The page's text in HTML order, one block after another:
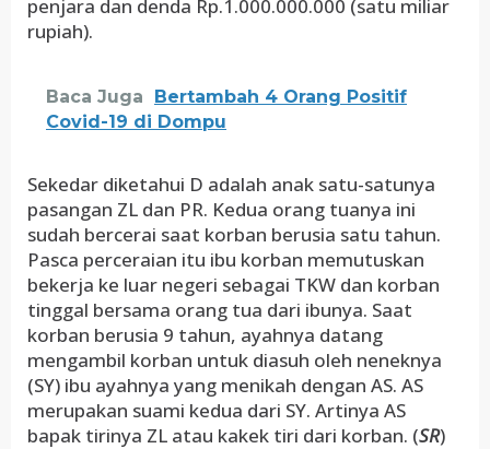
penjara dan denda Rp.1.000.000.000 (satu miliar
rupiah).
Baca Juga
Bertambah 4 Orang Positif
Covid-19 di Dompu
Sekedar diketahui D adalah anak satu-satunya
pasangan ZL dan PR. Kedua orang tuanya ini
sudah bercerai saat korban berusia satu tahun.
Pasca perceraian itu ibu korban memutuskan
bekerja ke luar negeri sebagai TKW dan korban
tinggal bersama orang tua dari ibunya. Saat
korban berusia 9 tahun, ayahnya datang
mengambil korban untuk diasuh oleh neneknya
(SY) ibu ayahnya yang menikah dengan AS. AS
merupakan suami kedua dari SY. Artinya AS
bapak tirinya ZL atau kakek tiri dari korban. (SR)